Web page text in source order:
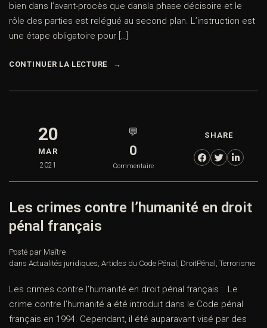
bien dans l’avant-procès que dansla phase décisoire et le
rôle des parties est relégué au second plan. L’instruction est
une étape obligatoire pour […]
CONTINUER LA LECTURE
20
MAR
2021
💬
0
Commentaire
SHARE
Les crimes contre l’humanité en droit
pénal français
Posté par Maître
dans Actualités juridiques, Articles du Code Pénal , DroitPénal , Terrorisme
Les crimes contre l’humanité en droit pénal français : Le
crime contre l’humanité a été introduit dans le Code pénal
français en 1994. Cependant, il été auparavant visé par des